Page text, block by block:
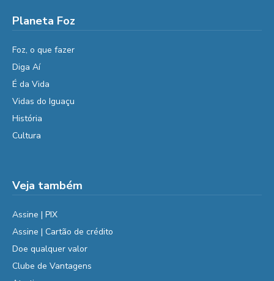
Planeta Foz
Foz, o que fazer
Diga Aí
É da Vida
Vidas do Iguaçu
História
Cultura
Veja também
Assine | PIX
Assine | Cartão de crédito
Doe qualquer valor
Clube de Vantagens